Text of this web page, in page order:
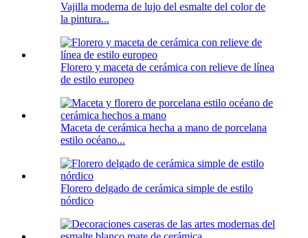
Vajilla moderna de lujo del esmalte del color de
la pintura...
Florero y maceta de cerámica con relieve de línea
de estilo europeo
Maceta de cerámica hecha a mano de porcelana
estilo océano...
Florero delgado de cerámica simple de estilo
nórdico